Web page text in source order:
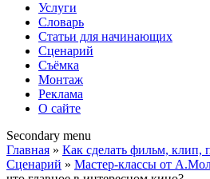
Услуги
Словарь
Статьи для начинающих
Сценарий
Съёмка
Монтаж
Реклама
О сайте
Secondary menu
Главная » Как сделать фильм, клип,
Сценарий » Мастер-классы от